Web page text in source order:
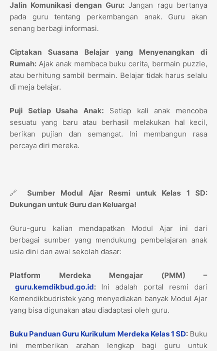
Jalin Komunikasi dengan Guru:Jangan ragu bertanya
pada guru tentang perkembangan anak. Guru akan
senang berbagi informasi.
Ciptakan Suasana Belajar yang Menyenangkan di
Rumah: Ajak anak membaca buku cerita, bermain puzzle,
atau berhitung sambil bermain. Belajar tidak harus selalu
di meja belajar.
Puji Setiap Usaha Anak: Setiap kali anak mencoba
sesuatu yang baru atau berhasil melakukan hal kecil,
berikan pujian dan semangat. Ini membangun rasa
percaya diri mereka.
🔗 Sumber Modul Ajar Resmi untuk Kelas 1 SD:
Dukungan untuk Guru dan Keluarga!
Guru-guru kalian mendapatkan Modul Ajar ini dari
berbagai sumber yang mendukung pembelajaran anak
usia dini dan awal sekolah dasar:
Platform Merdeka Mengajar (PMM) –
guru.kemdikbud.go.id:Ini adalah portal resmi dari
Kemendikbudristek yang menyediakan banyak Modul Ajar
yang bisa digunakan atau diadaptasi oleh guru.
Buku Panduan Guru Kurikulum Merdeka Kelas 1 SD: Buku
ini memberikan arahan lengkap bagi guru untuk